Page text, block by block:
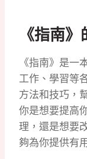
《指南
《指南》是一
工作、學習等
方法和技巧，
你是想要提高
理，還是想要
夠為你提供有